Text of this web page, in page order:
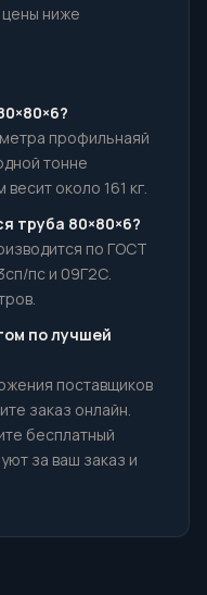
ниже
профильнаяй
тонне
около 161 кг.
труба 80×80×6?
по ГОСТ
пс и 09Г2С.
по лучшей
поставщиков
заказ онлайн.
бесплатный
за ваш заказ и